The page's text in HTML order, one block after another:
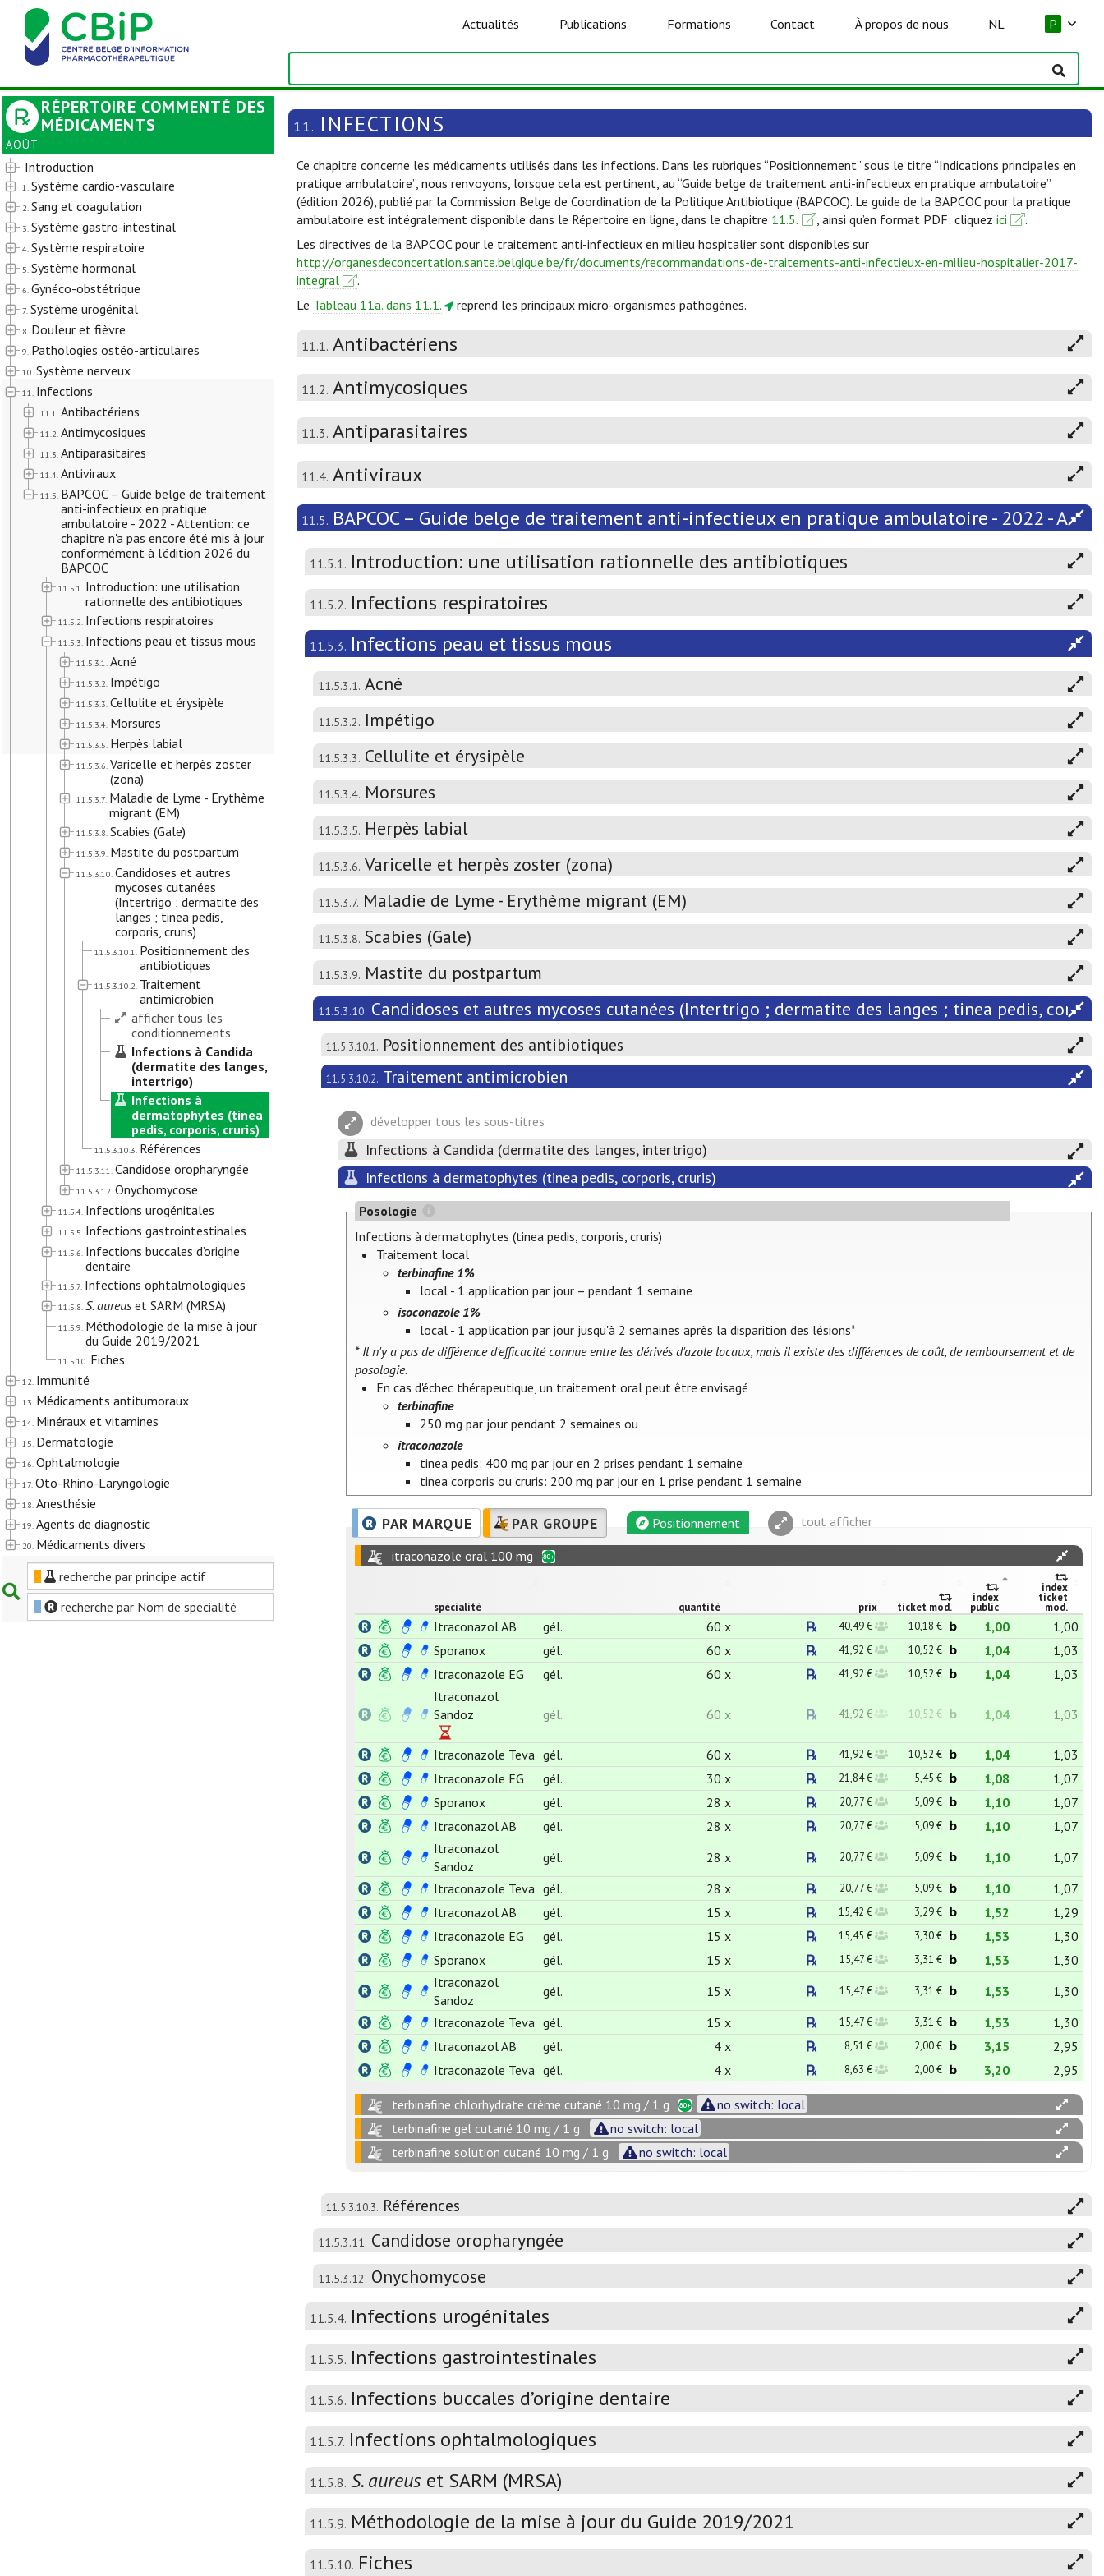
Actualités Publications Formations Contact À propos de nous NL P
RÉPERTOIRE COMMENTÉ DES
MÉDICAMENTS
AOÛT
Introduction
1. Système cardio-vasculaire
2. Sang et coagulation
3. Système gastro-intestinal
4. Système respiratoire
5. Système hormonal
6. Gynéco-obstétrique
7. Système urogénital
8. Douleur et fièvre
9. Pathologies ostéo-articulaires
10. Système nerveux
11. Infections
11.1. Antibactériens
11.2. Antimycosiques
11.3. Antiparasitaires
11.4. Antiviraux
11.5. BAPCOC – Guide belge de traitement
anti-infectieux en pratique
ambulatoire - 2022 - Attention: ce
chapitre n'a pas encore été mis à jour
conformément à l'édition 2026 du
BAPCOC
11.5.1. Introduction: une utilisation
rationnelle des antibiotiques
11.5.2. Infections respiratoires
11.5.3. Infections peau et tissus mous
11.5.3.1. Acné
11.5.3.2. Impétigo
11.5.3.3. Cellulite et érysipèle
11.5.3.4. Morsures
11.5.3.5. Herpès labial
11.5.3.6. Varicelle et herpès zoster
(zona)
11.5.3.7. Maladie de Lyme - Erythème
migrant (EM)
11.5.3.8. Scabies (Gale)
11.5.3.9. Mastite du postpartum
11.5.3.10. Candidoses et autres
mycoses cutanées
(Intertrigo ; dermatite des
langes ; tinea pedis,
corporis, cruris)
11.5.3.10.1. Positionnement des
antibiotiques
11.5.3.10.2. Traitement
antimicrobien
afficher tous les
conditionnements
Infections à Candida
(dermatite des langes,
intertrigo)
Infections à
dermatophytes (tinea
pedis, corporis, cruris)
11.5.3.10.3. Références
11.5.3.11. Candidose oropharyngée
11.5.3.12. Onychomycose
11.5.4. Infections urogénitales
11.5.5. Infections gastrointestinales
11.5.6. Infections buccales d’origine
dentaire
11.5.7. Infections ophtalmologiques
11.5.8. S. aureus et SARM (MRSA)
11.5.9. Méthodologie de la mise à jour
du Guide 2019/2021
11.5.10. Fiches
12. Immunité
13. Médicaments antitumoraux
14. Minéraux et vitamines
15. Dermatologie
16. Ophtalmologie
17. Oto-Rhino-Laryngologie
18. Anesthésie
19. Agents de diagnostic
20. Médicaments divers
recherche par principe actif
recherche par Nom de spécialité
11. INFECTIONS
Ce chapitre concerne les médicaments utilisés dans les infections. Dans les rubriques “Positionnement” sous le titre “Indications principales en
pratique ambulatoire”, nous renvoyons, lorsque cela est pertinent, au “Guide belge de traitement anti-infectieux en pratique ambulatoire”
(édition 2026), publié par la Commission Belge de Coordination de la Politique Antibiotique (BAPCOC). Le guide de la BAPCOC pour la pratique
ambulatoire est intégralement disponible dans le Répertoire en ligne, dans le chapitre 11.5. , ainsi qu’en format PDF: cliquez ici
.
Les directives de la BAPCOC pour le traitement anti-infectieux en milieu hospitalier sont disponibles sur
http://organesdeconcertation.sante.belgique.be/fr/documents/recommandations-de-traitements-anti-infectieux-en-milieu-hospitalier-2017-
integral
.
Le Tableau 11a. dans 11.1. reprend les principaux micro-organismes pathogènes.
11.1. Antibactériens
11.2. Antimycosiques
11.3. Antiparasitaires
11.4. Antiviraux
11.5. BAPCOC – Guide belge de traitement anti-infectieux en pratique ambulatoire - 2022 -
11.5.1. Introduction: une utilisation rationnelle des antibiotiques
11.5.2. Infections respiratoires
11.5.3. Infections peau et tissus mous
11.5.3.1. Acné
11.5.3.2. Impétigo
11.5.3.3. Cellulite et érysipèle
11.5.3.4. Morsures
11.5.3.5. Herpès labial
11.5.3.6. Varicelle et herpès zoster (zona)
11.5.3.7. Maladie de Lyme - Erythème migrant (EM)
11.5.3.8. Scabies (Gale)
11.5.3.9. Mastite du postpartum
11.5.3.10. Candidoses et autres mycoses cutanées (Intertrigo ; dermatite des langes ; tinea pedis,
11.5.3.10.1. Positionnement des antibiotiques
11.5.3.10.2. Traitement antimicrobien
développer tous les sous-titres
Infections à Candida (dermatite des langes, intertrigo)
Infections à dermatophytes (tinea pedis, corporis, cruris)
Posologie
Infections à dermatophytes (tinea pedis, corporis, cruris)
Traitement local
terbinafine 1%
local - 1 application par jour – pendant 1 semaine
isoconazole 1%
local - 1 application par jour jusqu'à 2 semaines après la disparition des lésions*
* Il n'y a pas de différence d'efficacité connue entre les dérivés d'azole locaux, mais il existe des différences de coût, de remboursement et de
posologie.
En cas d'échec thérapeutique, un traitement oral peut être envisagé
terbinafine
250 mg par jour pendant 2 semaines ou
itraconazole
tinea pedis: 400 mg par jour en 2 prises pendant 1 semaine
tinea corporis ou cruris: 200 mg par jour en 1 prise pendant 1 semaine
PAR MARQUE PAR GROUPE Positionnement tout afficher
itraconazole oral 100 mg
spécialité quantité prix ticket mod.
index
public
index
ticket
mod.
Itraconazol AB gél. 60 x 40,49 € 10,18 € 1,00
1,00
Sporanox
gél. 60 x 41,92 € 10,52 € 1,04
1,03
Itraconazole EG
gél. 60 x 41,92 € 10,52 € 1,04
1,03
Itraconazol
Sandoz
gél. 60 x 41,92 € 10,52 € 1,04 1,03
Itraconazole Teva gél. 60 x 41,92 € 10,52 € 1,04
1,03
Itraconazole EG
gél. 30 x 21,84 € 5,45 € 1,08
1,07
Sporanox
gél. 28 x 20,77 € 5,09 € 1,10
1,07
Itraconazol AB
gél. 28 x 20,77 € 5,09 € 1,10
1,07
Itraconazol
Sandoz
gél. 28 x 20,77 € 5,09 € 1,10
1,07
Itraconazole Teva gél. 28 x 20,77 € 5,09 € 1,10
1,07
Itraconazol AB
gél. 15 x 15,42 € 3,29 € 1,52
1,29
Itraconazole EG
gél. 15 x 15,45 € 3,30 € 1,53
1,30
Sporanox
gél. 15 x 15,47 € 3,31 € 1,53
1,30
Itraconazol
Sandoz
gél. 15 x 15,47 € 3,31 € 1,53
1,30
Itraconazole Teva gél. 15 x 15,47 € 3,31 € 1,53
1,30
Itraconazol AB
gél. 4 x 8,51 € 2,00 € 3,15
2,95
Itraconazole Teva gél. 4 x 8,63 € 2,00 € 3,20 2,95
terbinafine chlorhydrate crème cutané 10 mg / 1 g
no switch: local
terbinafine gel cutané 10 mg / 1 g
no switch: local
terbinafine solution cutané 10 mg / 1 g
no switch: local
11.5.3.10.3. Références
11.5.3.11. Candidose oropharyngée
11.5.3.12. Onychomycose
11.5.4. Infections urogénitales
11.5.5. Infections gastrointestinales
11.5.6. Infections buccales d’origine dentaire
11.5.7. Infections ophtalmologiques
11.5.8. S. aureus et SARM (MRSA)
11.5.9. Méthodologie de la mise à jour du Guide 2019/2021
11.5.10. Fiches